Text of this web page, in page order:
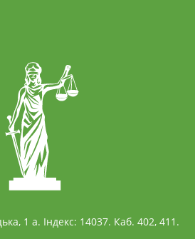
1 а. Індекс: 14037. Каб. 402, 411.